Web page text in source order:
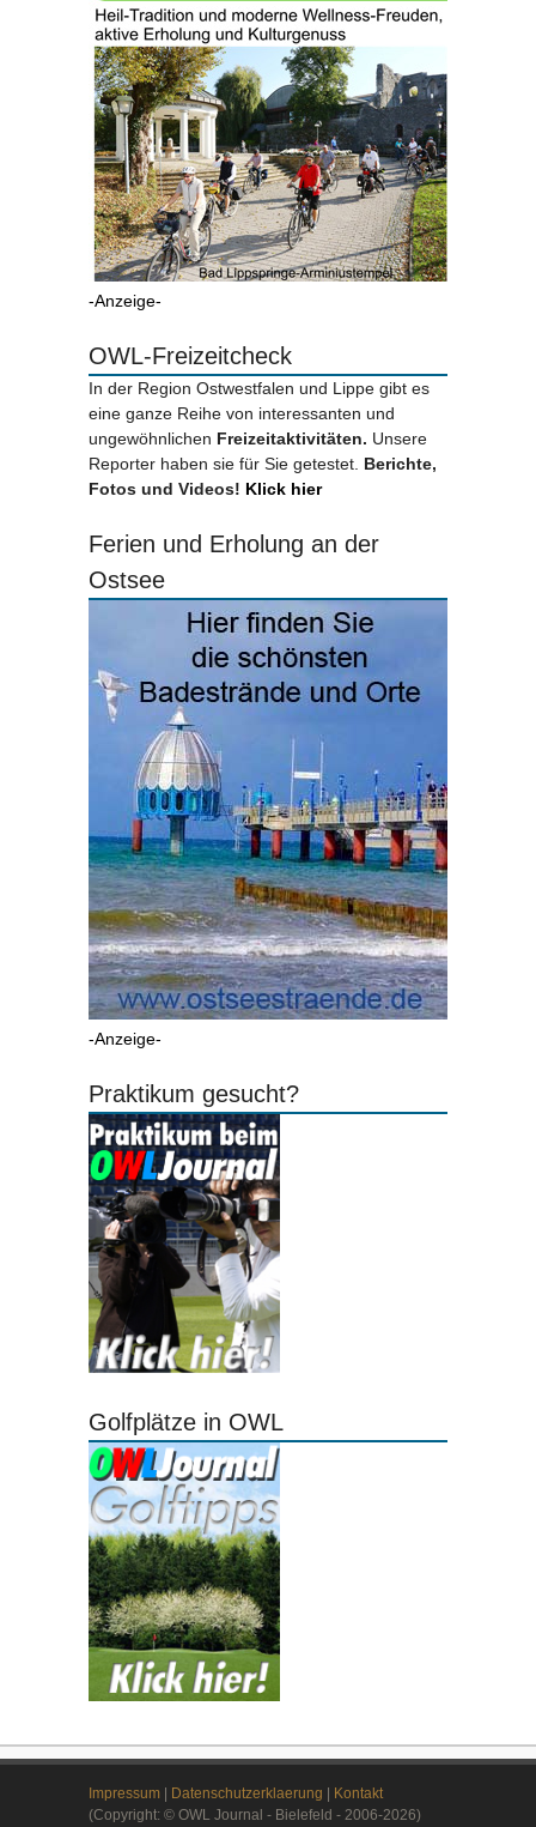
-Anzeige-
OWL-Freizeitcheck
In der Region Ostwestfalen und Lippe gibt es
eine ganze Reihe von interessanten und
ungewöhnlichen Freizeitaktivitäten. Unsere
Reporter haben sie für Sie getestet. Berichte,
Fotos und Videos! Klick hier
Ferien und Erholung an der
Ostsee
-Anzeige-
Praktikum gesucht?
Golfplätze in OWL
Impressum Datenschutzerklaerung
Kontakt
(Copyright: © OWL Journal - Bielefeld - 2006-2026)